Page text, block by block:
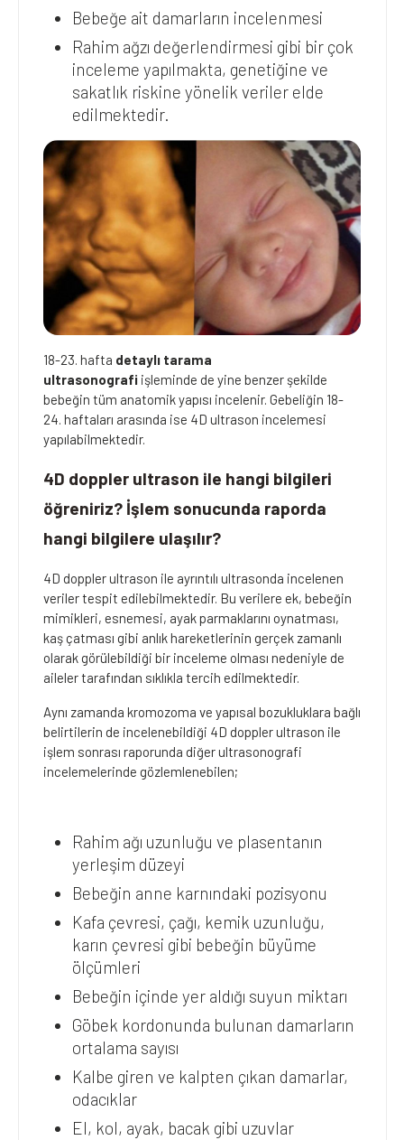
Bebeğe ait damarların incelenmesi
Rahim ağzı değerlendirmesi gibi bir çok
inceleme yapılmakta, genetiğine ve
sakatlık riskine yönelik veriler elde
edilmektedir.
18-23. hafta detaylı tarama
ultrasonografi işleminde de yine benzer şekilde
bebeğin tüm anatomik yapısı incelenir. Gebeliğin 18-
24. haftaları arasında ise 4D ultrason incelemesi
yapılabilmektedir.
4D doppler ultrason ile hangi bilgileri
öğreniriz? İşlem sonucunda raporda
hangi bilgilere ulaşılır?
4D doppler ultrason ile ayrıntılı ultrasonda incelenen
veriler tespit edilebilmektedir. Bu verilere ek, bebeğin
mimikleri, esnemesi, ayak parmaklarını oynatması,
kaş çatması gibi anlık hareketlerinin gerçek zamanlı
olarak görülebildiği bir inceleme olması nedeniyle de
aileler tarafından sıklıkla tercih edilmektedir.
Aynı zamanda kromozoma ve yapısal bozukluklara bağlı
belirtilerin de incelenebildiği 4D doppler ultrason ile
işlem sonrası raporunda diğer ultrasonografi
incelemelerinde gözlemlenebilen;
Rahim ağı uzunluğu ve plasentanın
yerleşim düzeyi
Bebeğin anne karnındaki pozisyonu
Kafa çevresi, çağı, kemik uzunluğu,
karın çevresi gibi bebeğin büyüme
ölçümleri
Bebeğin içinde yer aldığı suyun miktarı
Göbek kordonunda bulunan damarların
ortalama sayısı
Kalbe giren ve kalpten çıkan damarlar,
odacıklar
El, kol, ayak, bacak gibi uzuvlar